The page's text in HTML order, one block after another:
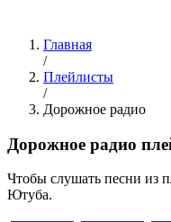
Главная
/
Плейлисты
/
Дорожное радио
Дорожное радио
Чтобы слушать песни из
Ютуба.